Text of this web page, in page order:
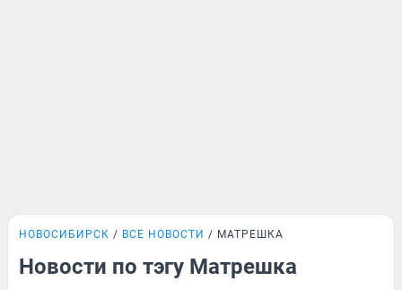
НОВОСИБИРСК ВСЕ НОВОСТИ МАТРЕШКА
Новости по тэгу Матрешка